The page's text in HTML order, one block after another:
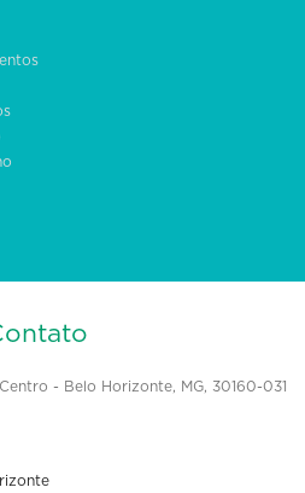
- Belo Horizonte, MG, 30160-031